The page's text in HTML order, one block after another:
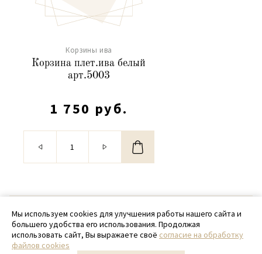
Корзины ива
Корзина плет.ива белый
арт.5003
1 750 руб.
© 2020 - 2026 SamPack
+ 7 (918) 699-97-87
zakaz@sampack.store
Мы используем cookies для улучшения работы нашего сайта и
большего удобства его использования. Продолжая
использовать сайт, Вы выражаете своё согласие на обработку
файлов cookies